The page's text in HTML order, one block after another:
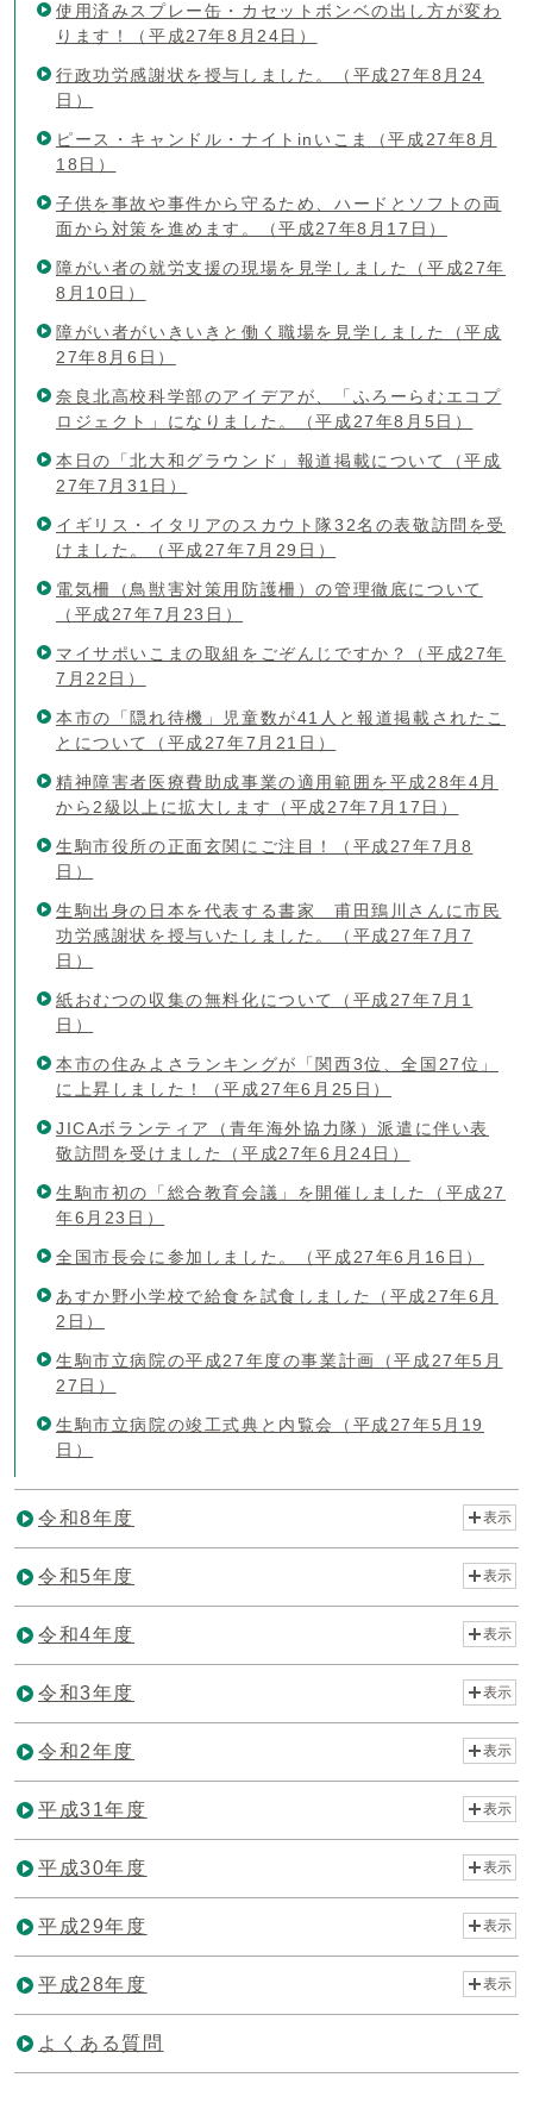
使用済みスプレー缶・カセットボンベの出し方が変わ
ります！（平成27年8月24日）
行政功労感謝状を授与しました。（平成27年8月24
日）
ピース・キャンドル・ナイトinいこま（平成27年8月
18日）
子供を事故や事件から守るため、ハードとソフトの両
面から対策を進めます。（平成27年8月17日）
障がい者の就労支援の現場を見学しました（平成27年
8月10日）
障がい者がいきいきと働く職場を見学しました（平成
27年8月6日）
奈良北高校科学部のアイデアが、「ふろーらむエコプ
ロジェクト」になりました。（平成27年8月5日）
本日の「北大和グラウンド」報道掲載について（平成
27年7月31日）
イギリス・イタリアのスカウト隊32名の表敬訪問を受
けました。（平成27年7月29日）
電気柵（鳥獣害対策用防護柵）の管理徹底について
（平成27年7月23日）
マイサポいこまの取組をごぞんじですか？（平成27年
7月22日）
本市の「隠れ待機」児童数が41人と報道掲載されたこ
とについて（平成27年7月21日）
精神障害者医療費助成事業の適用範囲を平成28年4月
から2級以上に拡大します（平成27年7月17日）
生駒市役所の正面玄関にご注目！（平成27年7月8
日）
生駒出身の日本を代表する書家 甫田鵄川さんに市民
功労感謝状を授与いたしました。（平成27年7月7
日）
紙おむつの収集の無料化について（平成27年7月1
日）
本市の住みよさランキングが「関西3位、全国27位」
に上昇しました！（平成27年6月25日）
JICAボランティア（青年海外協力隊）派遣に伴い表
敬訪問を受けました（平成27年6月24日）
生駒市初の「総合教育会議」を開催しました（平成27
年6月23日）
全国市長会に参加しました。（平成27年6月16日）
あすか野小学校で給食を試食しました（平成27年6月
2日）
生駒市立病院の平成27年度の事業計画（平成27年5月
27日）
生駒市立病院の竣工式典と内覧会（平成27年5月19
日）
令和8年度 表示
令和5年度 表示
令和4年度 表示
令和3年度 表示
令和2年度 表示
平成31年度 表示
平成30年度 表示
平成29年度 表示
平成28年度 表示
よくある質問